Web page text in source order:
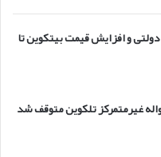
و افزایش قیمت بیتکوین تا
غیرمتمرکز تلکوین متوقف شد